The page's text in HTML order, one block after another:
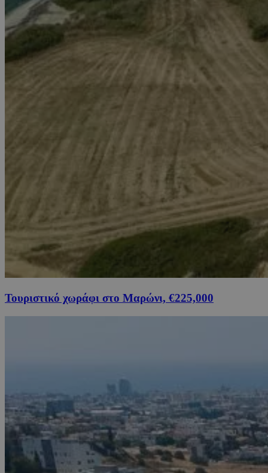
Τουριστικό χωράφι στο Μαρώνι, €225,000